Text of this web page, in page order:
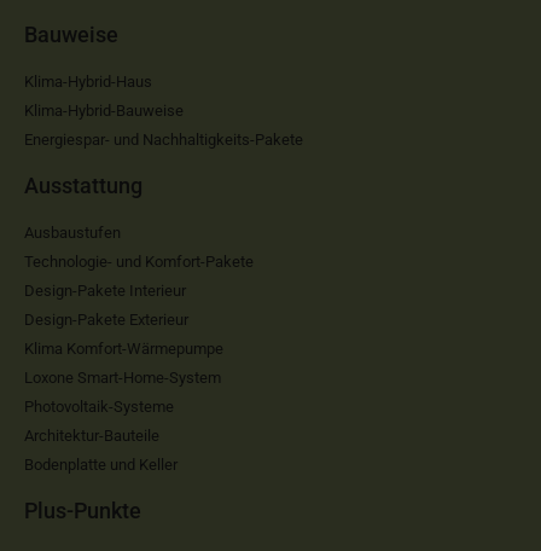
Bauweise
Klima-Hybrid-Haus
Klima-Hybrid-Bauweise
Energiespar- und Nachhaltigkeits-Pakete
Ausstattung
Ausbaustufen
Technologie- und Komfort-Pakete
Design-Pakete Interieur
Design-Pakete Exterieur
Klima Komfort-Wärmepumpe
Loxone Smart-Home-System
Photovoltaik-Systeme
Architektur-Bauteile
Bodenplatte und Keller
Plus-Punkte